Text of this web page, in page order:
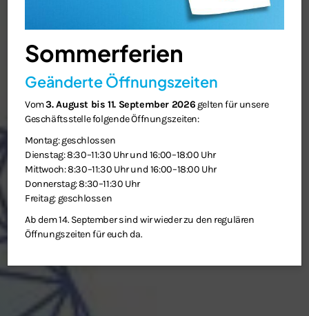
Sommerferien
Geänderte Öffnungszeiten
Vom3. August bis 11. September 2026 gelten für unsere
Geschäftsstelle folgende Öffnungszeiten:
Montag: geschlossen
Dienstag: 8:30–11:30 Uhr und 16:00–18:00 Uhr
Mittwoch: 8:30–11:30 Uhr und 16:00–18:00 Uhr
Donnerstag: 8:30–11:30 Uhr
Freitag: geschlossen
Ab dem 14. September sind wir wieder zu den regulären
Öffnungszeiten für euch da.